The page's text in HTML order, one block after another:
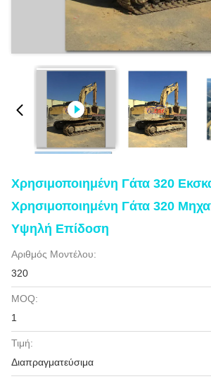
Χρησιμοποιημένη Γάτα 320
Χρησιμοποιημένη Γάτα 320
Υψηλή Επίδοση
Αριθμός Μοντέλου:
320
MOQ:
1
Τιμή:
Διαπραγματεύσιμα